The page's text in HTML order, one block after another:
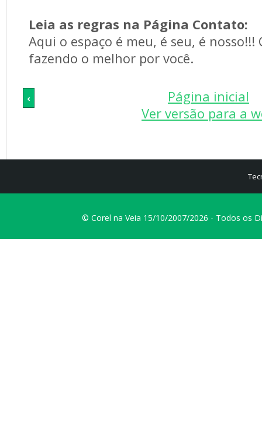
Leia as regras na Página Contato:
Aqui o espaço é meu, é seu, é nosso!!!
fazendo o melhor por você.
‹
Página inicial
Ver versão para a
© Corel na Veia 15/10/2007/2026 - Todos os